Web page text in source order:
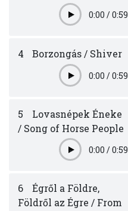
Play0:00 /0:59
4 Borzongás / Shiver
Play0:00 /0:59
5
Lovasnépek Éneke
/ Song of Horse People
Play0:00 /0:59
6
Égről a Földre,
Földről az Égre / From